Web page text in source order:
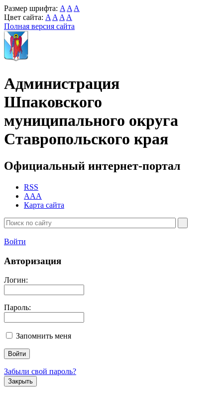
Размер шрифта: A A A
Цвет сайта: A A A A
Полная версия сайта
Администрация
Шпаковского
муниципального округа
Ставропольского края
Официальный интернет-портал
RSS
AAA
Карта сайта
Войти
Авторизация
Логин:
Пароль:
Запомнить меня
Забыли свой пароль?
Закрыть